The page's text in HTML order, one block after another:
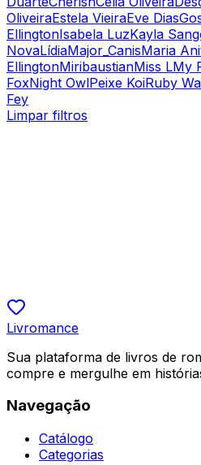
OliveiraEstela VieiraEve Dias
EllingtonIsabela LuzKayla
NovaLídiaMajor_CanisMaria
EllingtonMiribaustianMiss LMy
FoxNight OwlPeixe KoiRuby
Fey
Limpar filtros
Livromance
Sua plataforma de livros de
compre e mergulhe em
Navegação
Catálogo
Categorias